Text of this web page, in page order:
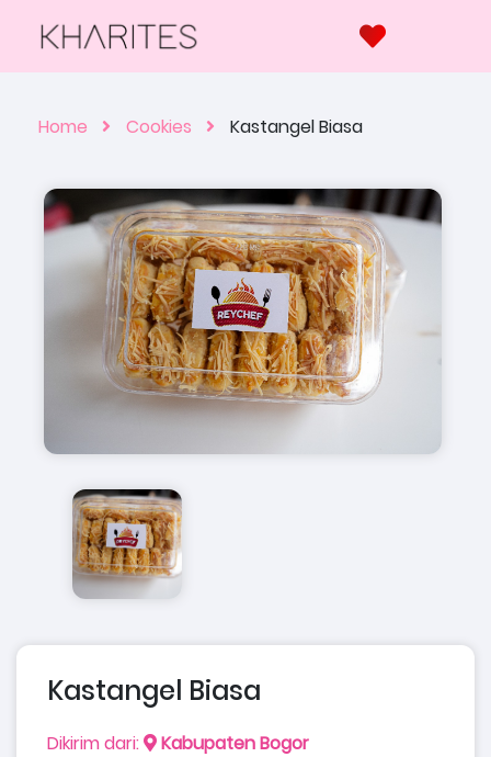
Home Cookies Kastangel Biasa
Kastangel Biasa
Dikirim dari: Kabupaten Bogor